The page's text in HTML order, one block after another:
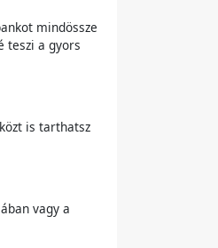
mindössze
teszi a gyors
is tarthatsz
vagy a